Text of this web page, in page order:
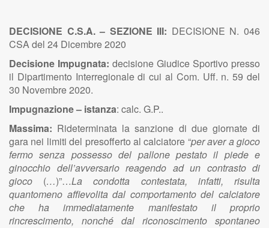
DECISIONE C.S.A. – SEZIONE III: DECISIONE N. 046
CSA del 24 Dicembre 2020
Decisione Impugnata: decisione Giudice Sportivo presso
il Dipartimento Interregionale di cui al Com. Uff. n. 59 del
30 Novembre 2020.
Impugnazione – istanza: calc. G.P..
Massima: Rideterminata la sanzione di due giornate di
gara nei limiti del presofferto al calciatore “per aver a gioco
fermo senza possesso del pallone pestato il piede e
ginocchio dell’avversario reagendo ad un contrasto di
gioco (…)”…La condotta contestata, infatti, risulta
quantomeno affievolita dal comportamento del calciatore
che ha immediatamente manifestato il proprio
rincrescimento, nonché dal riconoscimento spontaneo